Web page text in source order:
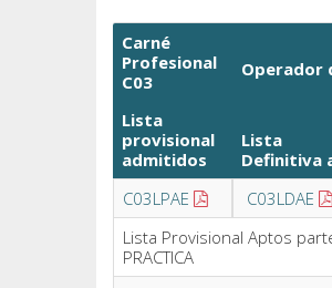
Carné
Profesional
C03
Operador
Lista
provisional
admitidos
Lista
Definitiva
C03LPAE
C03LDAE
Lista Provisional Aptos
PRACTICA